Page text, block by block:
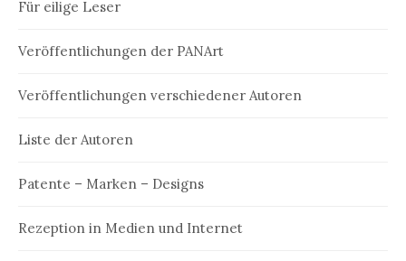
Für eilige Leser
Veröffentlichungen der PANArt
Veröffentlichungen verschiedener Autoren
Liste der Autoren
Patente – Marken – Designs
Rezeption in Medien und Internet